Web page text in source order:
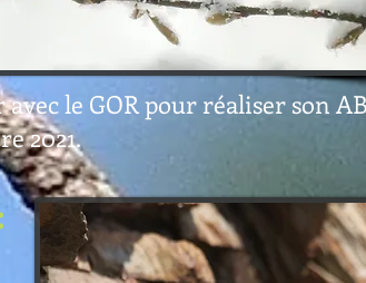
le GOR pour réaliser son
2021.